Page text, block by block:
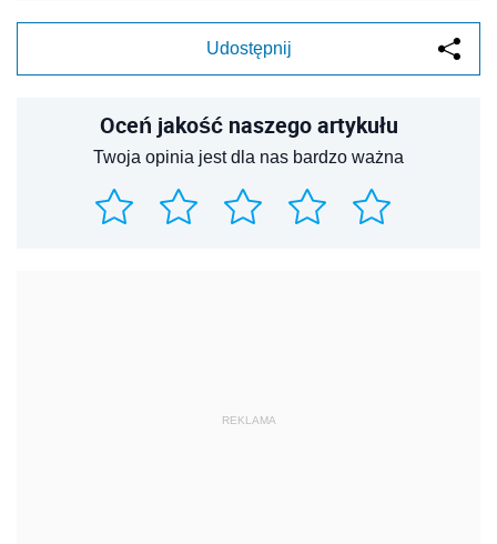
Udostępnij
Oceń jakość naszego artykułu
Twoja opinia jest dla nas bardzo ważna
REKLAMA